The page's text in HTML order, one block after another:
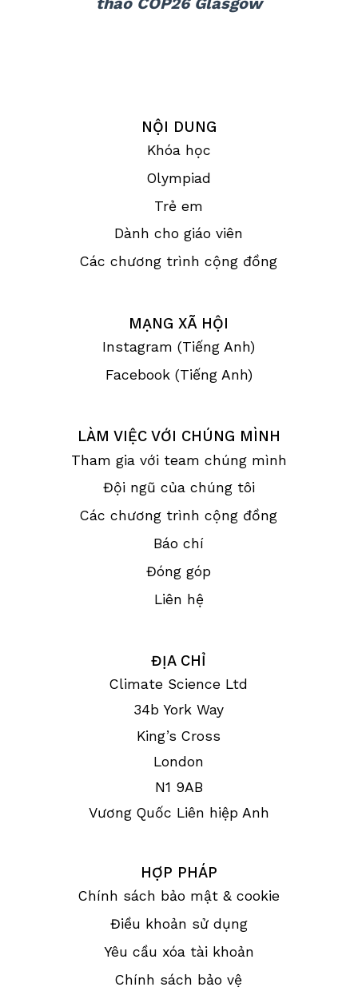
NỘI DUNG
Khóa học
Olympiad
Trẻ em
Dành cho giáo viên
Các chương trình cộng đồng
MẠNG XÃ HỘI
Instagram (Tiếng Anh)
Facebook (Tiếng Anh)
LÀM VIỆC VỚI CHÚNG MÌNH
Tham gia với team chúng mình
Đội ngũ của chúng tôi
Các chương trình cộng đồng
Báo chí
Đóng góp
Liên hệ
ĐỊA CHỈ
Climate Science Ltd
34b York Way
King’s Cross
London
N1 9AB
Vương Quốc Liên hiệp Anh
HỢP PHÁP
Chính sách bảo mật & cookie
Điều khoản sử dụng
Yêu cầu xóa tài khoản
Chính sách bảo vệ